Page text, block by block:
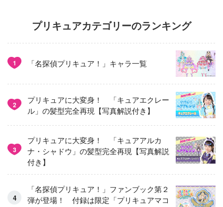
プリキュアカテゴリーのランキング
1 「名探偵プリキュア！」キャラ一覧
2
プリキュアに大変身！ 「キュアエクレー
ル」の髪型完全再現【写真解説付き】
3
プリキュアに大変身！ 「キュアアルカ
ナ・シャドウ」の髪型完全再現【写真解説
付き】
「名探偵プリキュア！」ファンブック第２
弾が登場！ 付録は限定「プリキュアマコ